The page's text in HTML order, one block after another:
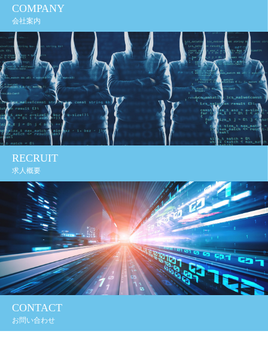
COMPANY
会社案内
RECRUIT
求人概要
CONTACT
お問い合わせ